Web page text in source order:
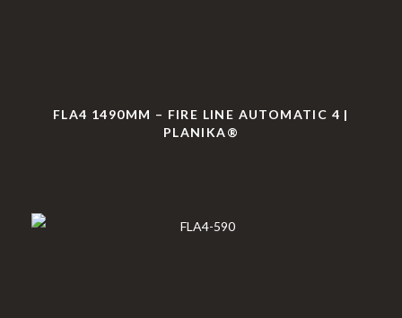
FLA4 1490MM – FIRE LINE AUTOMATIC 4 |
PLANIKA®